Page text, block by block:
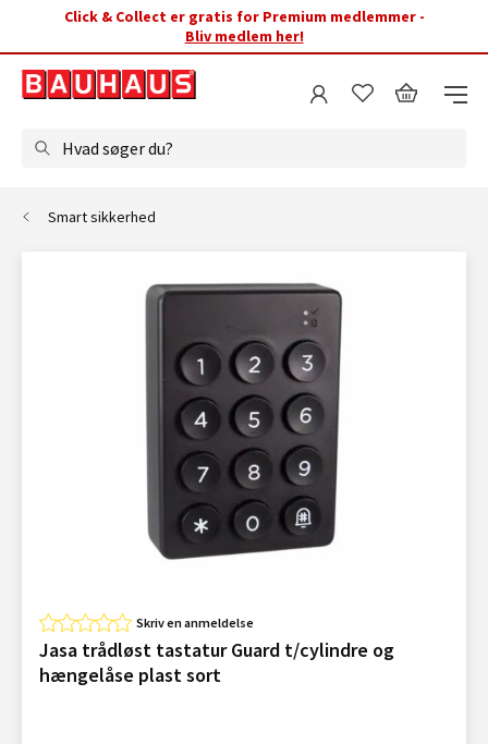
Click & Collect er gratis for Premium medlemmer -
Bliv medlem her!
Hvad søger du?
Smart sikkerhed
Skriv en anmeldelse
Jasa trådløst tastatur Guard t/cylindre og
hængelåse plast sort